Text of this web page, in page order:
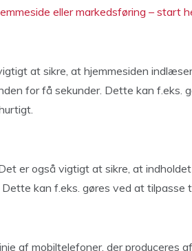
eller markedsføring – start
at sikre, at hjemmesiden
for få sekunder. Dette kan f.eks.
er også vigtigt at sikre, at
kan f.eks. gøres ved at tilpasse
af mobiltelefoner, der produceres